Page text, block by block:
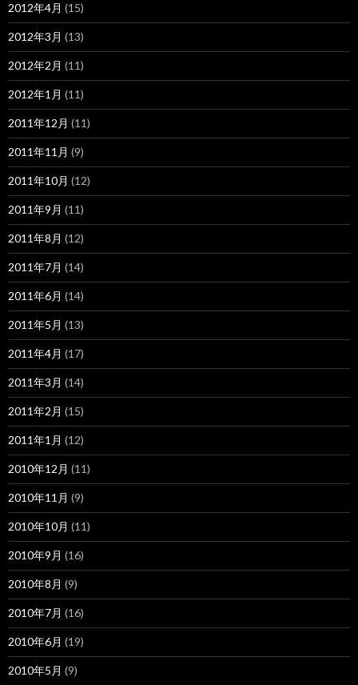
2012年4月 (15)
2012年3月 (13)
2012年2月 (11)
2012年1月 (11)
2011年12月 (11)
2011年11月 (9)
2011年10月 (12)
2011年9月 (11)
2011年8月 (12)
2011年7月 (14)
2011年6月 (14)
2011年5月 (13)
2011年4月 (17)
2011年3月 (14)
2011年2月 (15)
2011年1月 (12)
2010年12月 (11)
2010年11月 (9)
2010年10月 (11)
2010年9月 (16)
2010年8月 (9)
2010年7月 (16)
2010年6月 (19)
2010年5月 (9)